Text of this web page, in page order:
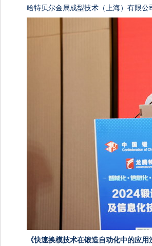
哈特贝尔金属成型技术（上海）有限
《快速换模技术在锻造自动化中的应用